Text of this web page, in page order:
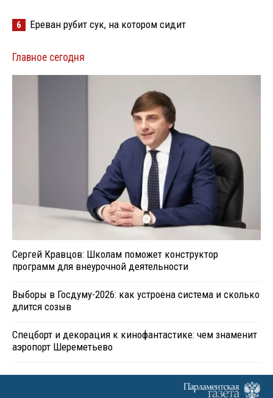
6 Ереван рубит сук, на котором сидит
Главное сегодня
Сергей Кравцов: Школам поможет конструктор
программ для внеурочной деятельности
Выборы в Госдуму-2026: как устроена система и сколько
длится созыв
Спецборт и декорация к кинофантастике: чем знаменит
аэропорт Шереметьево